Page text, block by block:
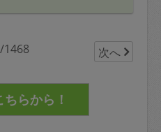
1468 次へ